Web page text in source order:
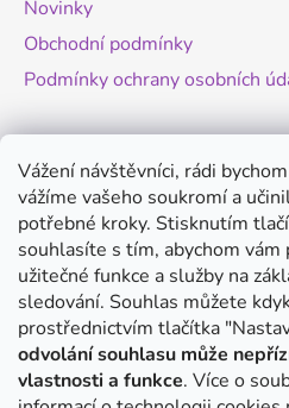
Vážení návštěvníci, rádi
vážíme vašeho soukromí a
potřebné kroky. Stisknutím
souhlasíte s tím, abychom
užitečné funkce a služby na
sledování. Souhlas můžete
prostřednictvím tlačítka
odvolání souhlasu může
vlastnosti a funkce. Více o
Novinky
Obchodní podmínky
Podmínky ochrany osobních
Novinky
Změny legislativy pro
1.9.2025
20.8.2025
Antigravity A1 - revoluční
kamerou
20.8.2025
DJI Mini 5 Pro - co víme o